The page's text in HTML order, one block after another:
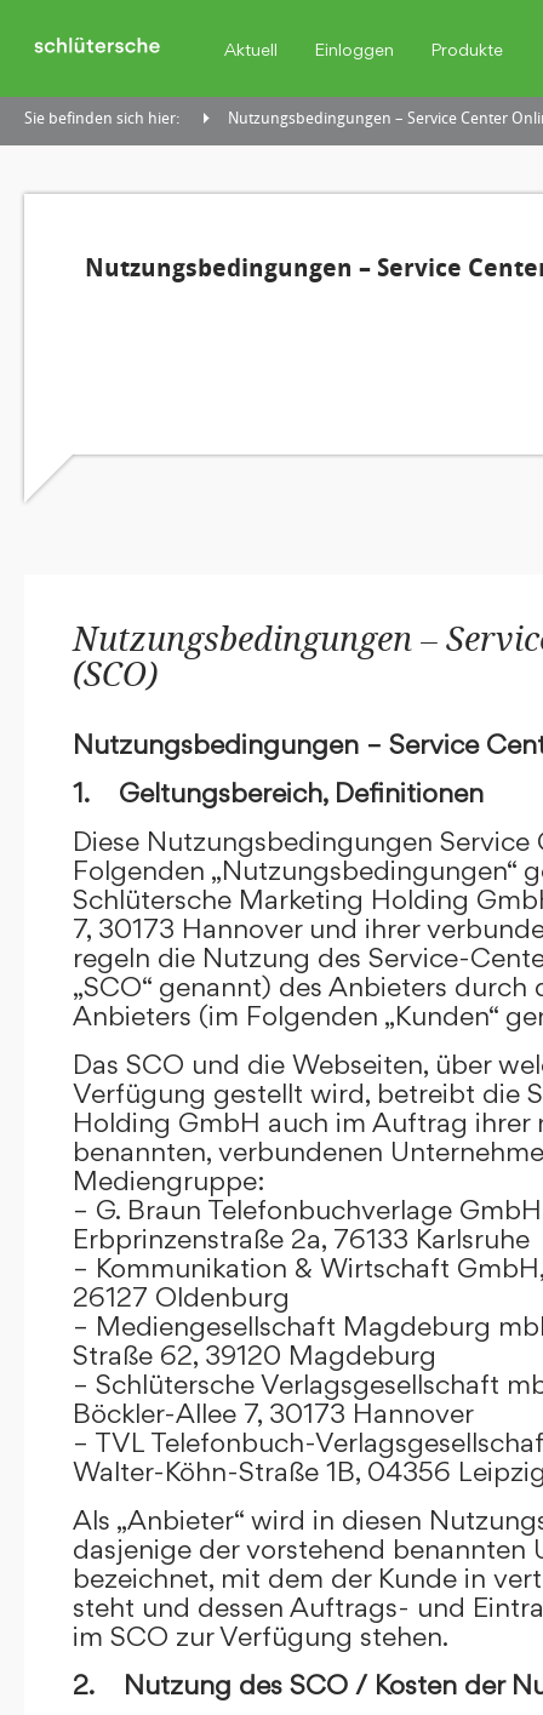
Aktuell Einloggen Produkte
Sie befinden sich hier: Nutzungsbedingungen – Service Center
Nutzungsbedingungen – Service
Nutzungsbedingungen –
(SCO)
Nutzungsbedingungen – Service
1. Geltungsbereich, Definitionen
Diese Nutzungsbedingungen Service
Folgenden „Nutzungsbedingungen“
Schlütersche Marketing Holding
7, 30173 Hannover und ihrer
regeln die Nutzung des Service-
„SCO“ genannt) des Anbieters durch
Anbieters (im Folgenden „Kunden“
Das SCO und die Webseiten, über
Verfügung gestellt wird, betreibt die
Holding GmbH auch im Auftrag ihrer
benannten, verbundenen
Mediengruppe:
– G. Braun Telefonbuchverlage GmbH
Erbprinzenstraße 2a, 76133 Karlsruhe
– Kommunikation & Wirtschaft
26127 Oldenburg
– Mediengesellschaft Magdeburg
Straße 62, 39120 Magdeburg
– Schlütersche Verlagsgesellschaft
Böckler-Allee 7, 30173 Hannover
– TVL Telefonbuch-
Walter-Köhn-Straße 1B, 04356
Als „Anbieter“ wird in diesen
dasjenige der vorstehend benannten
bezeichnet, mit dem der Kunde in
steht und dessen Auftrags- und
im SCO zur Verfügung stehen.
2. Nutzung des SCO / Kosten der